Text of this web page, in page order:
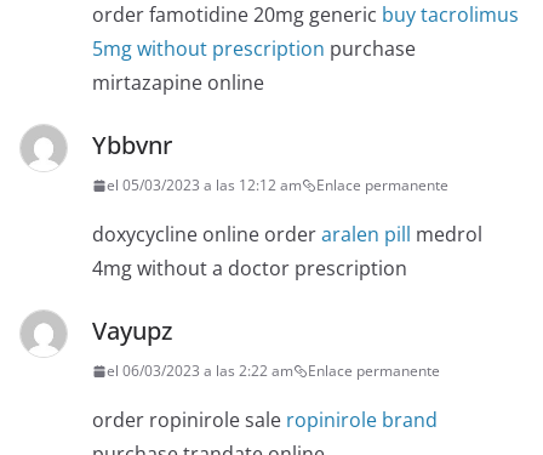
order famotidine 20mg generic buy tacrolimus
5mg without prescription purchase
mirtazapine online
Ybbvnr
el 05/03/2023 a las 12:12 am Enlace permanente
doxycycline online orderaralen pill medrol
4mg without a doctor prescription
Vayupz
el 06/03/2023 a las 2:22 am Enlace permanente
order ropinirole sale ropinirole brand